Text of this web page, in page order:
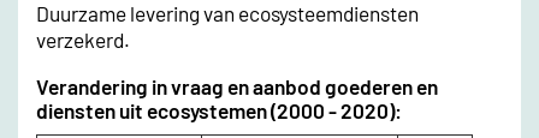
Duurzame levering van ecosysteemdiensten
verzekerd.
Verandering in vraag en aanbod goederen en
diensten uit ecosystemen (2000 - 2020):